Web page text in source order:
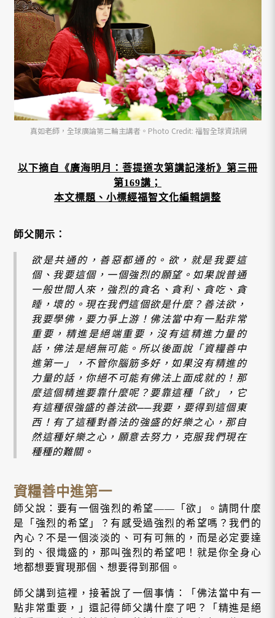
真如老師，全球廣論第二輪主講者。Photo Credit: 福智全球資訊網
以下摘自《廣海明月：菩提道次第講記淺析》第三冊
第169講；
本文標題、小標經福智文化編輯調整
師父開示：
欲是共通的，善惡都通的。欲，就是我要這
個、我要這個，一個強烈的願望。如果說普通
一般世間人來，強烈的貪名、貪利、貪吃、貪
睡，壞的。現在我們這個欲是什麼？善法欲，
我要學佛，要力爭上游！佛法當中有一點非常
重要，精進是絕端重要，沒有這精進力量的
話，佛法是絕無可能。所以後面說「資糧善中
進第一」，不管你腦筋多好，如果沒有精進的
力量的話，你絕不可能有佛法上面成就的！那
麼這個精進要靠什麼呢？要靠這種「欲」，它
有這種很強盛的善法欲──我要，要得到這個東
西！有了這種對善法的強盛的好樂之心，那自
然這種好樂之心，願意去努力，克服我們現在
種種的難關。
資糧善中進第一
師父說：要有一個強烈的希望——「欲」。請問什麼
是「強烈的希望」？有感受過強烈的希望嗎？我們的
內心？不是一個淡淡的、可有可無的，而是必定要達
到的、很熾盛的，那叫強烈的希望吧！就是你全身心
地都想要實現那個、想要得到那個。
師父講到這裡，接著說了一個事情：「佛法當中有一
點非常重要，」還記得師父講什麼了吧？「精進是絕